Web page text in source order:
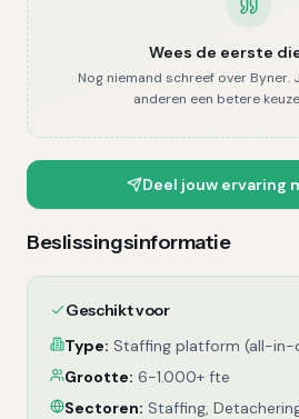
Wees de eerste
Nog niemand schreef over Byner.
anderen een betere
Deel jouw ervaring
Beslissingsinformatie
Geschikt voor
Type: Staffing platform (all-in-
Grootte: 6-1.000+ fte
Sectoren: Staffing,